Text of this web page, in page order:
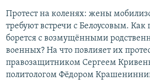
Протест на коленях: жены
требуют встречи с Белоусовым. Как
борется с возмущёнными
военных? На что повлияет их
правозащитником Сергеем
политологом Фёдором